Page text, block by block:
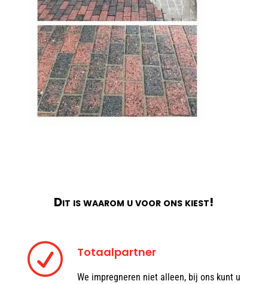
Dit is waarom u voor ons kiest!
R Totaalpartner
We impregneren niet alleen, bij ons kunt u